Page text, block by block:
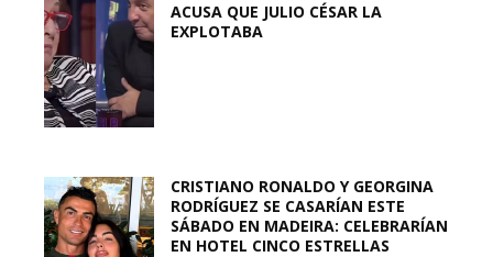
ACUSA QUE JULIO CÉSAR LA
EXPLOTABA
CRISTIANO RONALDO Y GEORGINA
RODRÍGUEZ SE CASARÍAN ESTE
SÁBADO EN MADEIRA: CELEBRARÍAN
EN HOTEL CINCO ESTRELLAS